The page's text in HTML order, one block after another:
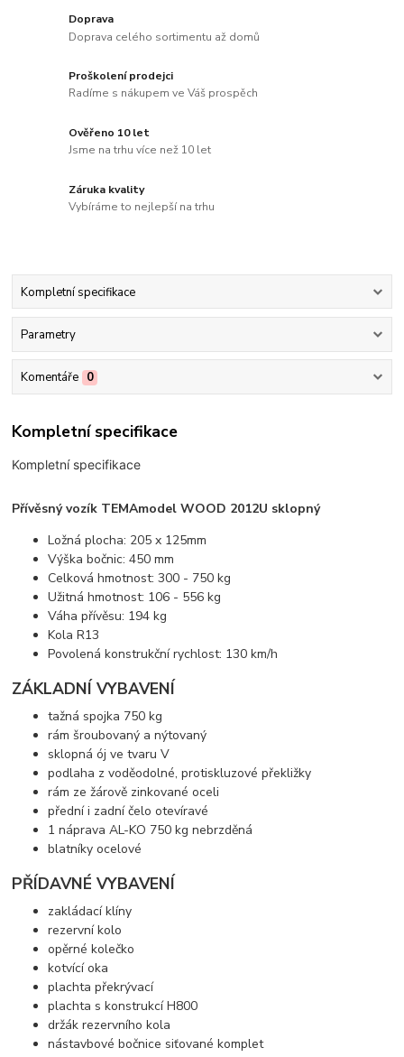
Doprava
Doprava celého sortimentu až domů
Proškolení prodejci
Radíme s nákupem ve Váš prospěch
Ověřeno 10 let
Jsme na trhu více než 10 let
Záruka kvality
Vybíráme to nejlepší na trhu
Kompletní specifikace
Parametry
Komentáře 0
Kompletní specifikace
Kompletní specifikace
Přívěsný vozík TEMAmodel WOOD 2012U sklopný
Ložná plocha: 205 x 125mm
Výška bočnic: 450 mm
Celková hmotnost: 300 - 750 kg
Užitná hmotnost: 106 - 556 kg
Váha přívěsu: 194 kg
Kola R13
Povolená konstrukční rychlost: 130 km/h
ZÁKLADNÍ VYBAVENÍ
tažná spojka 750 kg
rám šroubovaný a nýtovaný
sklopná ój ve tvaru V
podlaha z voděodolné, protiskluzové překližky
rám ze žárově zinkované oceli
přední i zadní čelo otevíravé
1 náprava AL-KO 750 kg nebrzděná
blatníky ocelové
PŘÍDAVNÉ VYBAVENÍ
zakládací klíny
rezervní kolo
opěrné kolečko
kotvící oka
plachta překrývací
plachta s konstrukcí H800
držák rezervního kola
nástavbové bočnice siťované komplet